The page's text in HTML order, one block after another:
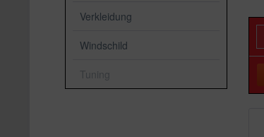
Verkleidung
Windschild
Tuning